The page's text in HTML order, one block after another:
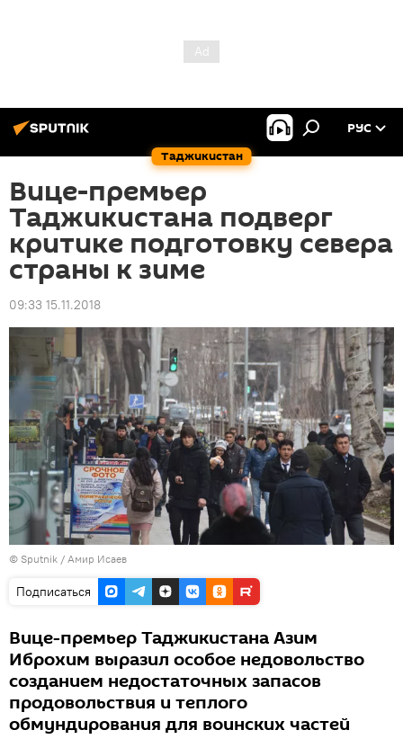
Таджикистан
РУС
Вице-премьер
Таджикистана подверг
критике подготовку севера
страны к зиме
09:33 15.11.2018
© Sputnik / Амир Исаев
Подписаться
Вице-премьер Таджикистана Азим
Иброхим выразил особое недовольство
созданием недостаточных запасов
продовольствия и теплого
обмундирования для воинских частей